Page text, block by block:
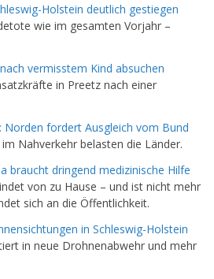
Holstein deutlich gestiegen
wie im gesamten Vorjahr –
vermisstem Kind absuchen
in Preetz nach einer
Norden fordert Ausgleich vom Bund
Nahverkehr belasten die Länder.
braucht dringend medizinische Hilfe
von zu Hause – und ist nicht mehr
sich an die Öffentlichkeit.
in Schleswig-Holstein
in neue Drohnenabwehr und mehr